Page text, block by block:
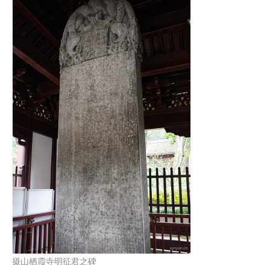
摄山栖霞寺明征君之碑